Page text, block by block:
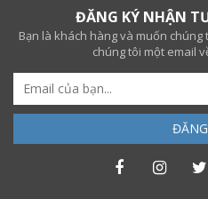
ĐĂNG KÝ NHẬN
Bạn là khách hàng và muốn
chúng tôi một email